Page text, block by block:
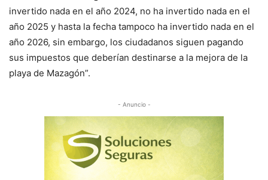
invertido nada en el año 2024, no ha invertido nada en el
año 2025 y hasta la fecha tampoco ha invertido nada en el
año 2026, sin embargo, los ciudadanos siguen pagando
sus impuestos que deberían destinarse a la mejora de la
playa de Mazagón”.
- Anuncio -